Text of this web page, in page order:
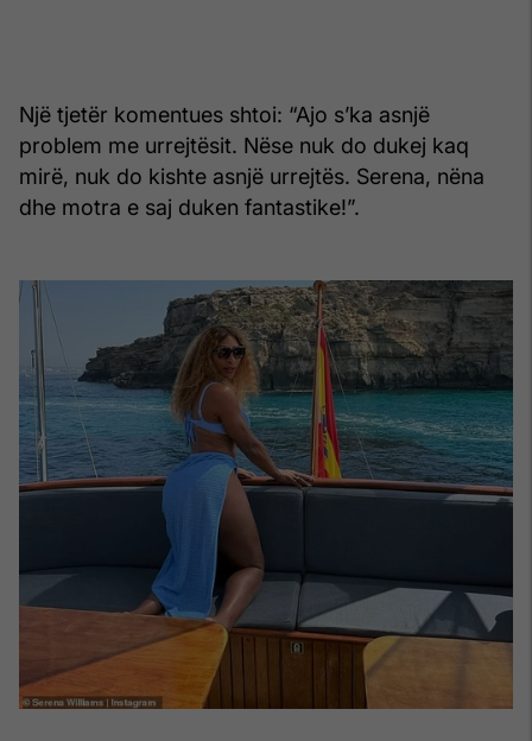
Një tjetër komentues shtoi: “Ajo s’ka asnjë
problem me urrejtësit. Nëse nuk do dukej kaq
mirë, nuk do kishte asnjë urrejtës. Serena, nëna
dhe motra e saj duken fantastike!”.